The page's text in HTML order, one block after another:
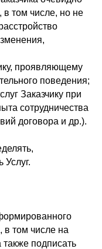
том числе, но не
проявляющему
поведения;
Заказчику при
сотрудничества
договора и др.).
Услуг.
в том числе на
также подписать